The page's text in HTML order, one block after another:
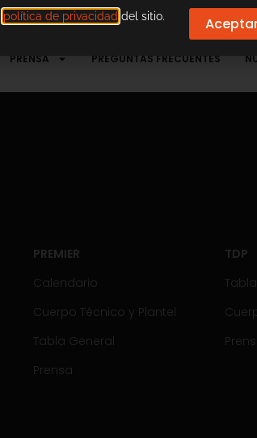
PRENSA PREGUNTAS FRECUENTES
PREMIER
Calendario
Cuerpo Técnico y Plantel
Tabla General
Prensa
TDP
política de privacidad del sitio.